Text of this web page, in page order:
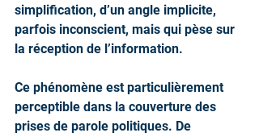
simplification, d’un angle implicite,
parfois inconscient, mais qui pèse sur
la réception de l’information.
Ce phénomène est particulièrement
perceptible dans la couverture des
prises de parole politiques. De